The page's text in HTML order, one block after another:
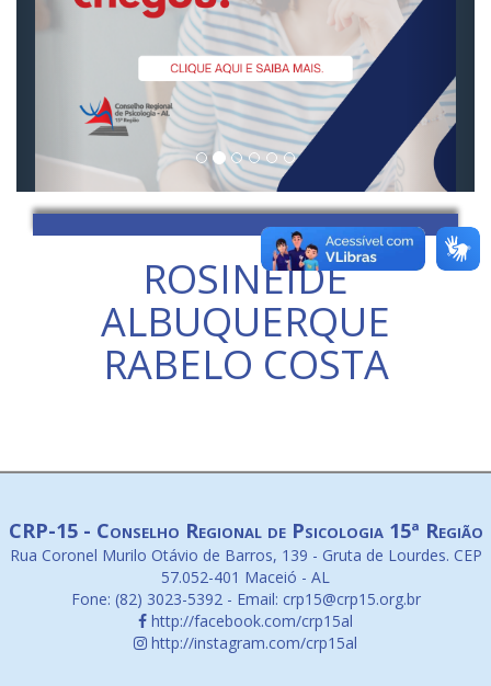
ROSINEIDE
ALBUQUERQUE
RABELO COSTA
CRP-15 - Conselho Regional de Psicologia 15ª Região
Rua Coronel Murilo Otávio de Barros, 139 - Gruta de Lourdes. CEP
57.052-401 Maceió - AL
Fone: (82) 3023-5392 - Email: crp15@crp15.org.br
http://facebook.com/crp15al
http://instagram.com/crp15al